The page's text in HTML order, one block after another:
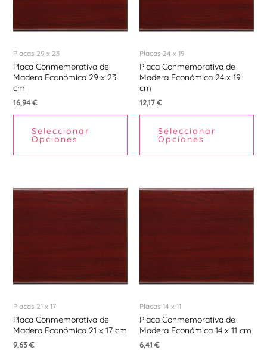
Placas 29 x 23
Placa Conmemorativa de
Madera Económica 29 x 23
cm
16,94€
Seleccionar
Opciones
Placas 24 x 19
Placa Conmemorativa de
Madera Económica 24 x 19
cm
12,17€
Seleccionar
Opciones
Placas 21 x 17
Placa Conmemorativa de
Madera Económica 21 x 17 cm
9,63€
Placas 14 x 11
Placa Conmemorativa de
Madera Económica 14 x 11 cm
6,41 €